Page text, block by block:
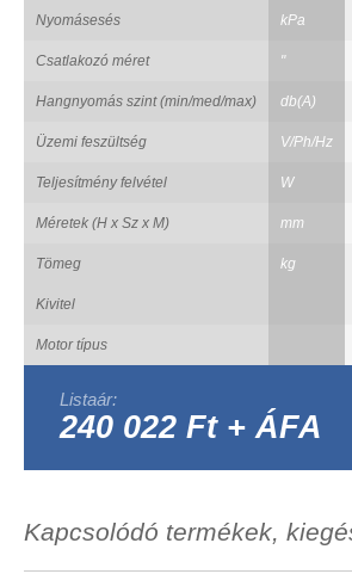
Nyomásesés kPa
Csatlakozó méret "
Hangnyomás szint (min/med/max) db(A)
Üzemi feszültség V/Ph/Hz
Teljesítmény felvétel W
Méretek (H x Sz x M) mm
Tömeg kg
Kivitel
Motor típus
Listaár:
240 022 Ft + ÁFA
Kapcsolódó termékek,